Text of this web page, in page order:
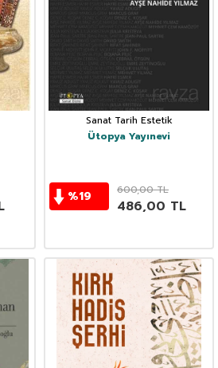
Sanat Tarih Estetik
Ütopya Yayınevi
%19 600,00TL
486,00 TL